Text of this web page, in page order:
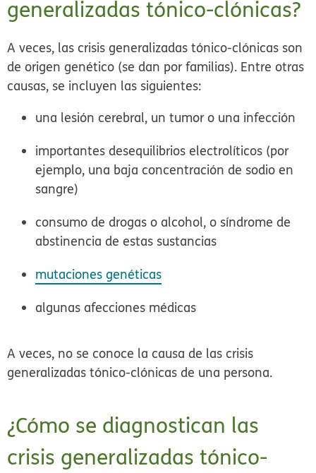
generalizadas tónico-clónicas?
A veces, las crisis generalizadas tónico-clónicas son
de origen genético (se dan por familias). Entre otras
causas, se incluyen las siguientes:
una lesión cerebral, un tumor o una infección
importantes desequilibrios electrolíticos (por
ejemplo, una baja concentración de sodio en
sangre)
consumo de drogas o alcohol, o síndrome de
abstinencia de estas sustancias
mutaciones genéticas
algunas afecciones médicas
A veces, no se conoce la causa de las crisis
generalizadas tónico-clónicas de una persona.
¿Cómo se diagnostican las
crisis generalizadas tónico-